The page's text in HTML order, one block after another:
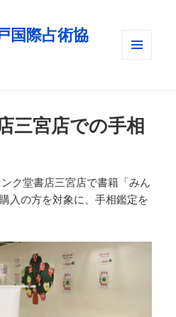
国際占術協
三宮店での手相
ク堂書店三宮店で書籍「みん
入の方を対象に、手相鑑定を